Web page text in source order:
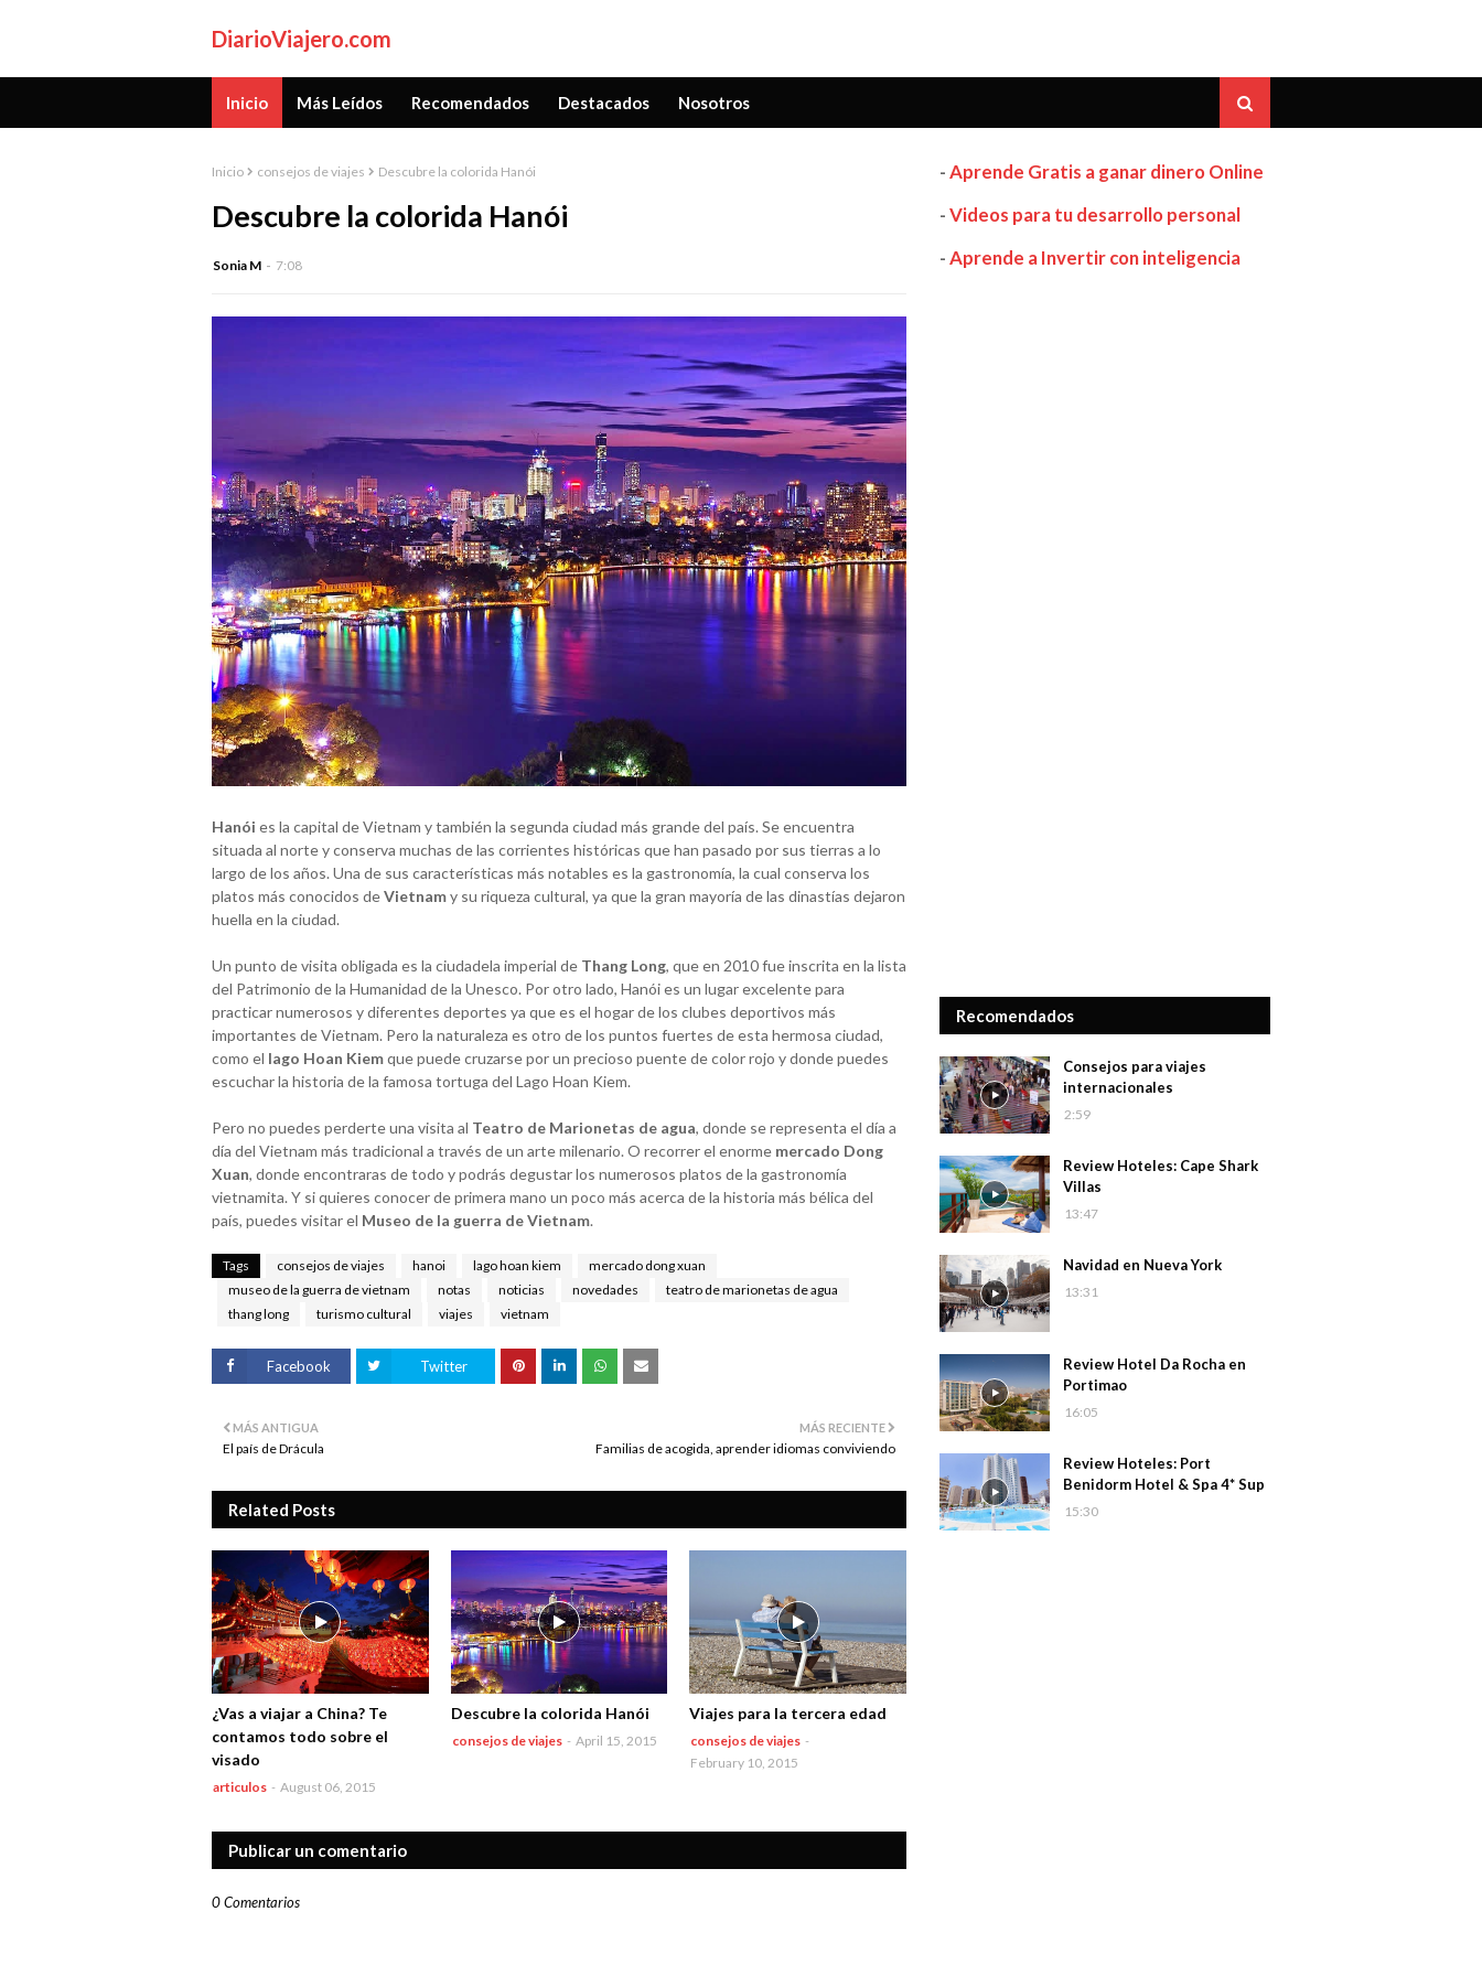
DiarioViajero.com
Inicio Más Leídos Recomendados Destacados Nosotros
Inicio consejos de viajes Descubre la colorida Hanói
Descubre la colorida Hanói
Sonia M 7:08
Hanói es la capital de Vietnam y también la segunda ciudad más grande del país. Se encuentra
situada al norte y conserva muchas de las corrientes históricas que han pasado por sus tierras a lo
largo de los años. Una de sus características más notables es la gastronomía, la cual conserva los
platos más conocidos deVietnamy su riqueza cultural, ya que la gran mayoría de las dinastías dejaron
huella en la ciudad.
Un punto de visita obligada es la ciudadela imperial de Thang Long, que en 2010 fue inscrita en la lista
del Patrimonio de la Humanidad de la Unesco. Por otro lado, Hanói es un lugar excelente para
practicar numerosos y diferentes deportes ya que es el hogar de los clubes deportivos más
importantes de Vietnam. Pero la naturaleza es otro de los puntos fuertes de esta hermosa ciudad,
como el lago Hoan Kiemque puede cruzarse por un precioso puente de color rojo y donde puedes
escuchar la historia de la famosa tortuga del Lago Hoan Kiem.
Pero no puedes perderte una visita al Teatro de Marionetas de agua, donde se representa el día a
día del Vietnam más tradicional a través de un arte milenario. O recorrer el enorme mercado Dong
Xuan, donde encontraras de todo y podrás degustar los numerosos platos de la gastronomía
vietnamita. Y si quieres conocer de primera mano un poco más acerca de la historia más bélica del
país, puedes visitar el Museo de la guerra de Vietnam.
Tags consejos de viajes hanoi lago hoan kiem
mercado dong xuan
museo de la guerra de vietnam
notas noticias novedades
teatro de marionetas de agua
thang long
turismo cultural viajes vietnam
Facebook Twitter
MÁS RECIENTE
Familias de acogida, aprender idiomas conviviendo
MÁS ANTIGUA
El país de Drácula
Related Posts
¿Vas a viajar a China? Te
contamos todo sobre el
visado
articulos - August 06, 2015
Descubre la colorida Hanói
consejos de viajes - April 15, 2015
Viajes para la tercera edad
consejos de viajes -
February 10, 2015
Publicar un comentario
0 Comentarios
-Aprende Gratis a ganar dinero Online
-Videos para tu desarrollo personal
-Aprende a Invertir con inteligencia
Recomendados
Consejos para viajes
internacionales
2:59
Review Hoteles: Cape Shark
Villas
13:47
Navidad en Nueva York
13:31
Review Hotel Da Rocha en
Portimao
16:05
Review Hoteles: Port
Benidorm Hotel & Spa 4* Sup
15:30